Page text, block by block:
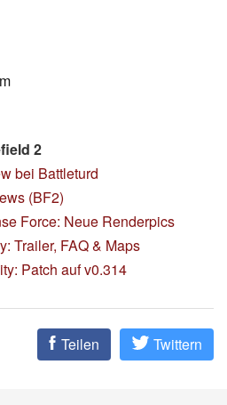
2
bei Battleturd
(BF2)
Force: Neue Renderpics
Trailer, FAQ & Maps
Patch auf v0.314
Teilen Twittern